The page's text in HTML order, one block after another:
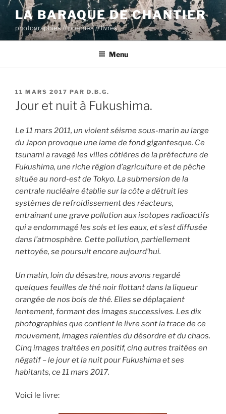
Aller
au
contenu
principal
LA BARAQUE DE CHANTIER
photographies // poèmes // livres
Menu
PUBLIÉ
LE
11 MARS 2017 PAR D.B.G.
Jour et nuit à Fukushima.
Le 11 mars 2011, un violent séisme sous-marin au large
du Japon provoque une lame de fond gigantesque. Ce
tsunami a ravagé les villes côtières de la préfecture de
Fukushima, une riche région d’agriculture et de pêche
situéeau nord-est de Tokyo. La submersion de la
centrale nucléaire établie sur la côte a détruit les
systèmes de refroidissement des réacteurs,
entraînant une grave pollution aux isotopes radioactifs
qui a endommagé les sols et les eaux, et s’est diffusée
dans l’atmosphère. Cette pollution, partiellement
nettoyée, se poursuit encore aujourd’hui.
Un matin, loin du désastre, nous avons regardé
quelques feuilles de thé noir flottant dans la liqueur
orangée de nos bols de thé. Elles se déplaçaient
lentement, formant des images successives. Les dix
photographies que contient le livre sont la trace de ce
mouvement, images ralenties du désordre et du chaos.
Cinq images traitées en positif, cinq autres traitées en
négatif – le jour et la nuit pour Fukushima et ses
habitants, ce 11 mars 2017.
Voici le livre: